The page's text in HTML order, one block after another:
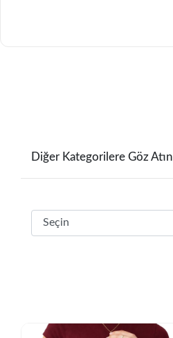
Diğer Kategorilere Göz Atın